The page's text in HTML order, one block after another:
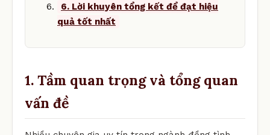
6. Lời khuyên tổng kết để đạt hiệu
quả tốt nhất
1. Tầm quan trọng và tổng quan
vấn đề